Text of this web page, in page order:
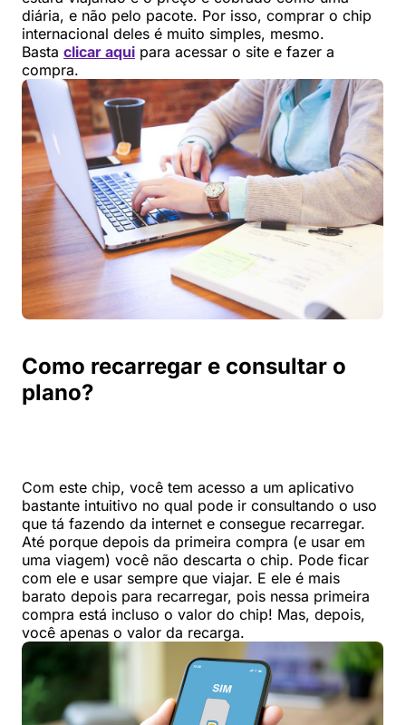
diária, e não pelo pacote. Por isso, comprar o chip
internacional deles é muito simples, mesmo.
Basta clicar aqui para acessar o site e fazer a
compra.
Como recarregar e consultar o
plano?
Com este chip, você tem acesso a um aplicativo
bastante intuitivo no qual pode ir consultando o uso
que tá fazendo da internet e consegue recarregar.
Até porque depois da primeira compra (e usar em
uma viagem) você não descarta o chip. Pode ficar
com ele e usar sempre que viajar. E ele é mais
barato depois para recarregar, pois nessa primeira
compra está incluso o valor do chip! Mas, depois,
você apenas o valor da recarga.